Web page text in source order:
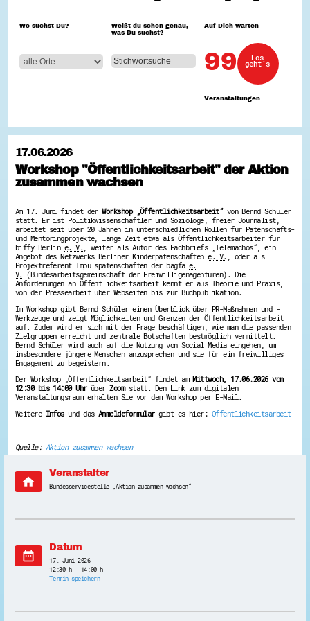
Zeig uns dein Ehrenamt
Wettbewerb | Trikotwettbewerb
Wettbewerb | 80 Jahre Hessen - Engagement
Ausgezeichnete Projekte
Engagement-Lotsen
Crowdfunding - Viele schaffen mehr
Freiwilligenmanagement
Hessen engagiert - Digitale Themenabende
Kompetenznachweis Hessen
Zeugnisbeiblatt
Service-Learning
Mach dich schlau
Di@-Lotsen in Hessen
Energiepreiskrise und Ehrenamt
Flüchtlingshilfe + Integration
Generationsübergreifend aktiv
Patenschaftsprojekte
Stiftungen
Vereine, Spenden, Steuern - Gut zu Wissen
Versicherungsschutz
Wissenswertes rund um dein Ehrenamt
Zahlen, Daten, Fakten aus Hessen
Service
Kontakt
Erklärung zur Barrierefreiheit
Wo suchst Du?
Weißt du schon genau,
was Du suchst?
Auf Dich warten
99
Veranstaltungen
Los
geht´s
17.06.2026
Workshop "Öffentlichkeitsarbeit" der Aktion
zusammen wachsen
Am 17. Juni findet derWorkshop „Öffentlichkeitsarbeit“von Bernd Schüler
statt. Er ist Politikwissenschaftler und Soziologe, freier Journalist,
arbeitet seit über 20 Jahren in unterschiedlichen Rollen für Patenschafts-
und Mentoringprojekte, lange Zeit etwa als Öffentlichkeitsarbeiter für
biffy Berlin e. V. , weiter als Autor des Fachbriefs „Telemachos“, ein
Angebot des Netzwerks Berliner Kinderpatenschaftene. V. , oder als
Projektreferent Impulspatenschaften der bagfa e.
V. (Bundesarbeitsgemeinschaft der Freiwilligenagenturen). Die
Anforderungen an Öffentlichkeitsarbeit kennt er aus Theorie und Praxis,
von der Pressearbeit über Webseiten bis zur Buchpublikation.
Im Workshop gibt Bernd Schüler einen Überblick über PR-Maßnahmen und -
Werkzeuge und zeigt Möglichkeiten und Grenzen der Öffentlichkeitsarbeit
auf. Zudem wird er sich mit der Frage beschäftigen, wie man die passenden
Zielgruppen erreicht und zentrale Botschaften bestmöglich vermittelt.
Bernd Schüler wird auch auf die Nutzung von Social Media eingehen, um
insbesondere jüngere Menschen anzusprechen und sie für ein freiwilliges
Engagement zu begeistern.
Der Workshop „Öffentlichkeitsarbeit“ findet amMittwoch, 17.06.2026 von
12:30 bis 14:00 UhrüberZoomstatt. Den Link zum digitalen
Veranstaltungsraum erhalten Sie vor dem Workshop per E-Mail.
Weitere Infosund das Anmeldeformulargibt es hier: Öffentlichkeitsarbeit
Quelle: Aktion zusammen wachsen
home
Veranstalter
Bundesservicestelle „Aktion zusammen wachsen“
date_range
Datum
17. Juni 2026
12:30 h - 14:00 h
Termin speichern